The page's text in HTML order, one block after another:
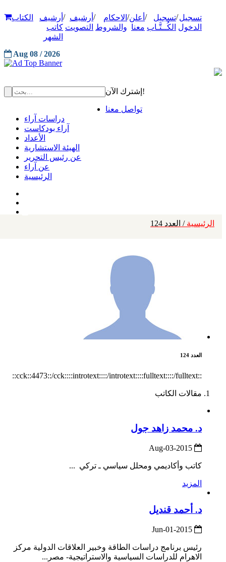
تسجيل
الدخول
/تسجيل
الكُــتَّـاب
/ أعلن
معنا
/ الاحكام
والشروط
/ أرشيف
التصويت
/ أرشيف
كاتب
الشهر
الكتاب
Aug 08 / 2026
إشترك الآن!
تواصل معنا
دراسات آراء
آراء بودكاست
الأعداد
الهيئة الاستشارية
عن رئيس التحرير
عن آراء
الرئيسية
الرئيسية / العدد 124
العدد 124
::cck::4473::/cck::::introtext::::/introtext::::fulltext::::/fulltext::
مقالات الكاتب
د. محمد زاهد جول
كاتب وأكاديمي ومحلل سياسي ـ تركي ...
المزيد
د. أحمد قنديل
رئيس برنامج دراسات الطاقة وخبير العلاقات الدولية مركز
الاهرام للدراسات السياسية والاستراتيجية- مصر...